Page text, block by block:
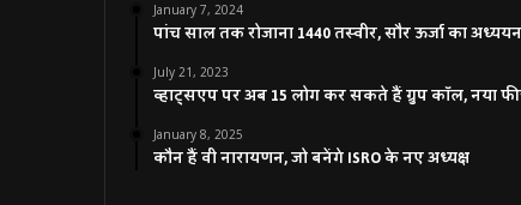
January 7, 2024
पांच साल तक रोजाना 1440 तस्वीर, सौर ऊर्जा का
July 21, 2023
व्हाट्सएप पर अब 15 लोग कर सकते हैं ग्रुप कॉल, नया
January 8, 2025
कौन हैं वी नारायणन, जो बनेंगे ISRO के नए अध्यक्ष